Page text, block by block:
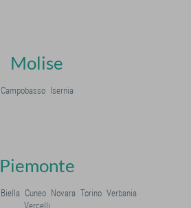
Molise
Campobasso Isernia
Piemonte
Biella Cuneo Novara Torino Verbania
Vercelli